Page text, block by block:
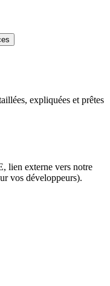
expliquées et prêtes
lien externe vers notre
vos développeurs).